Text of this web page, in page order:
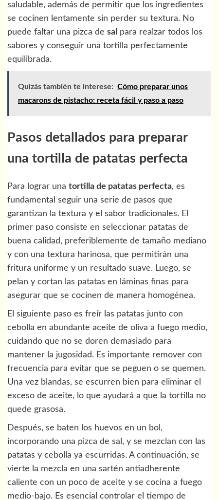
saludable, además de permitir que los ingredientes
se cocinen lentamente sin perder su textura. No
puede faltar una pizca de sal para realzar todos los
sabores y conseguir una tortilla perfectamente
equilibrada.
Quizás también te interese: Cómo preparar unos
macarons de pistacho: receta fácil y paso a paso
Pasos detallados para preparar
una tortilla de patatas perfecta
Para lograr una tortilla de patatas perfecta, es
fundamental seguir una serie de pasos que
garantizan la textura y el sabor tradicionales. El
primer paso consiste en seleccionar patatas de
buena calidad, preferiblemente de tamaño mediano
y con una textura harinosa, que permitirán una
fritura uniforme y un resultado suave. Luego, se
pelan y cortan las patatas en láminas finas para
asegurar que se cocinen de manera homogénea.
El siguiente paso es freír las patatas junto con
cebolla en abundante aceite de oliva a fuego medio,
cuidando que no se doren demasiado para
mantener la jugosidad. Es importante remover con
frecuencia para evitar que se peguen o se quemen.
Una vez blandas, se escurren bien para eliminar el
exceso de aceite, lo que ayudará a que la tortilla no
quede grasosa.
Después, se baten los huevos en un bol,
incorporando una pizca de sal, y se mezclan con las
patatas y cebolla ya escurridas. A continuación, se
vierte la mezcla en una sartén antiadherente
caliente con un poco de aceite y se cocina a fuego
medio-bajo. Es esencial controlar el tiempo de